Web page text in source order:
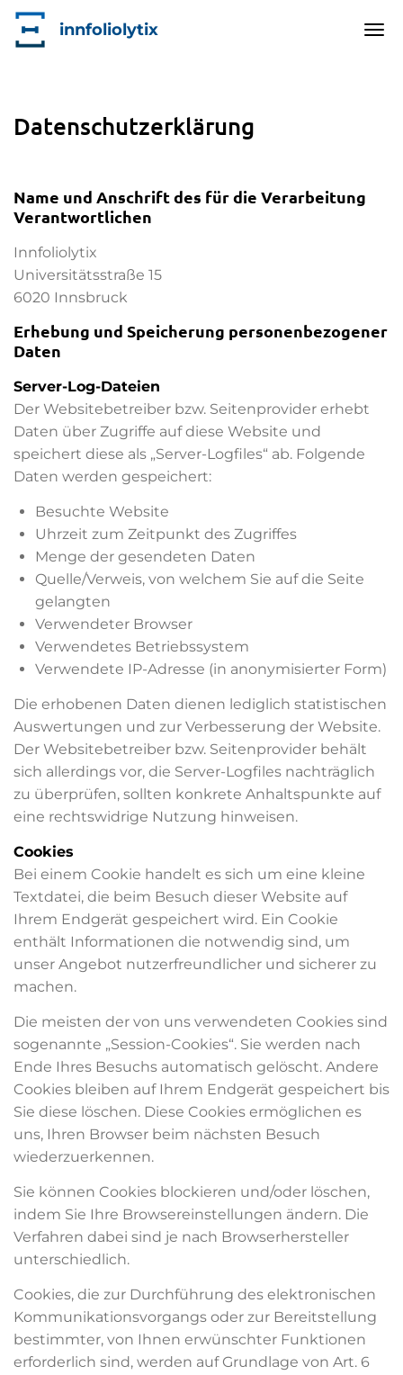
main
innfoliolytix
Datenschutzerklärung
Name und Anschrift des für die Verarbeitung
Verantwortlichen
Innfoliolytix
Universitätsstraße 15
6020 Innsbruck
Erhebung und Speicherung personenbezogener
Daten
Server-Log-Dateien
Der Websitebetreiber bzw. Seitenprovider erhebt
Daten über Zugriffe auf diese Website und
speichert diese als „Server-Logfiles“ ab. Folgende
Daten werden gespeichert:
Besuchte Website
Uhrzeit zum Zeitpunkt des Zugriffes
Menge der gesendeten Daten
Quelle/Verweis, von welchem Sie auf die Seite
gelangten
Verwendeter Browser
Verwendetes Betriebssystem
Verwendete IP-Adresse (in anonymisierter Form)
Die erhobenen Daten dienen lediglich statistischen
Auswertungen und zur Verbesserung der Website.
Der Websitebetreiber bzw. Seitenprovider behält
sich allerdings vor, die Server-Logfiles nachträglich
zu überprüfen, sollten konkrete Anhaltspunkte auf
eine rechtswidrige Nutzung hinweisen.
Cookies
Bei einem Cookie handelt es sich um eine kleine
Textdatei, die beim Besuch dieser Website auf
Ihrem Endgerät gespeichert wird. Ein Cookie
enthält Informationen die notwendig sind, um
unser Angebot nutzerfreundlicher und sicherer zu
machen.
Die meisten der von uns verwendeten Cookies sind
sogenannte „Session-Cookies“. Sie werden nach
Ende Ihres Besuchs automatisch gelöscht. Andere
Cookies bleiben auf Ihrem Endgerät gespeichert bis
Sie diese löschen. Diese Cookies ermöglichen es
uns, Ihren Browser beim nächsten Besuch
wiederzuerkennen.
Sie können Cookies blockieren und/oder löschen,
indem Sie Ihre Browsereinstellungen ändern. Die
Verfahren dabei sind je nach Browserhersteller
unterschiedlich.
Cookies, die zur Durchführung des elektronischen
Kommunikationsvorgangs oder zur Bereitstellung
bestimmter, von Ihnen erwünschter Funktionen
erforderlich sind, werden auf Grundlage von Art. 6